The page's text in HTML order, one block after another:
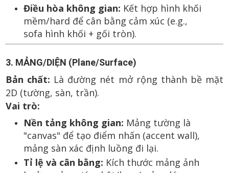
Điều hòa không gian: Kết hợp hình khối
mềm/hard để cân bằng cảm xúc (e.g.,
sofa hình khối + gối tròn).
3. MẢNG/DIỆN (Plane/Surface)
Bản chất: Là đường nét mở rộng thành bề mặt
2D (tường, sàn, trần).
Vai trò:
Nền tảng không gian: Mảng tường là
"canvas" để tạo điểm nhấn (accent wall),
mảng sàn xác định luồng đi lại.
Tỉ lệ và cân bằng: Kích thước mảng ảnh